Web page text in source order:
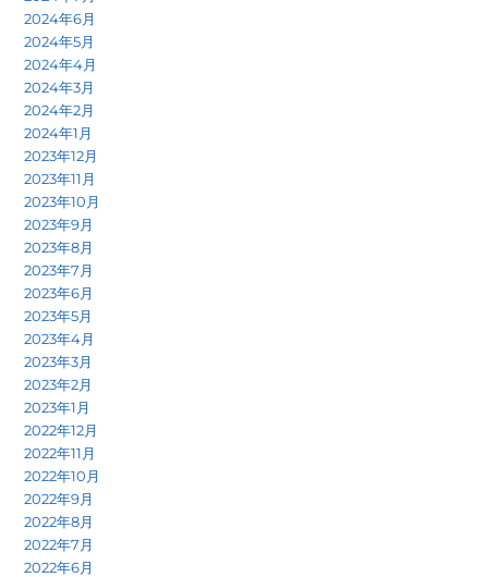
2024年6月
2024年5月
2024年4月
2024年3月
2024年2月
2024年1月
2023年12月
2023年11月
2023年10月
2023年9月
2023年8月
2023年7月
2023年6月
2023年5月
2023年4月
2023年3月
2023年2月
2023年1月
2022年12月
2022年11月
2022年10月
2022年9月
2022年8月
2022年7月
2022年6月